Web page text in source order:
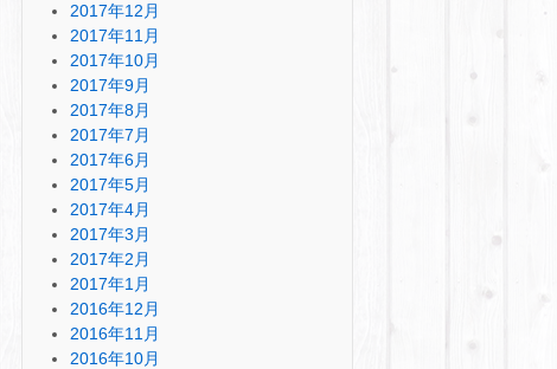
2017年12月
2017年11月
2017年10月
2017年9月
2017年8月
2017年7月
2017年6月
2017年5月
2017年4月
2017年3月
2017年2月
2017年1月
2016年12月
2016年11月
2016年10月